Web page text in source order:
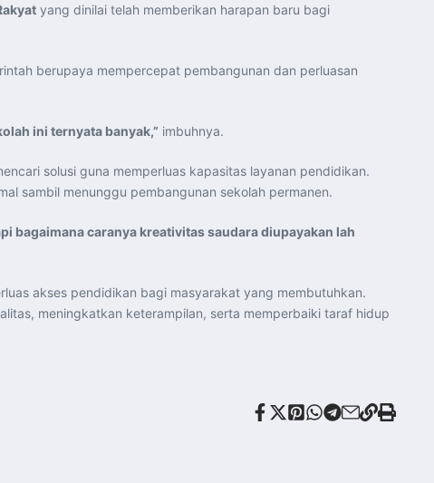
yang dinilai telah memberikan harapan baru bagi
berupaya mempercepat pembangunan dan perluasan
ini ternyata banyak,” imbuhnya.
solusi guna memperluas kapasitas layanan pendidikan.
sambil menunggu pembangunan sekolah permanen.
bagaimana caranya kreativitas saudara diupayakan lah
akses pendidikan bagi masyarakat yang membutuhkan.
meningkatkan keterampilan, serta memperbaiki taraf hidup